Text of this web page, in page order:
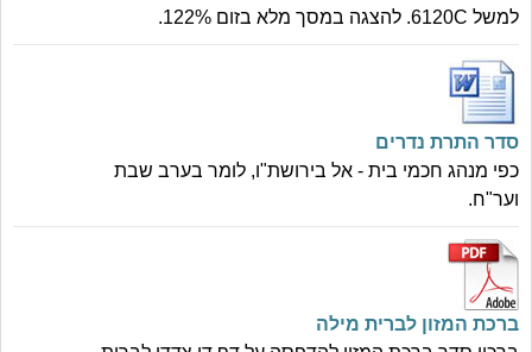
למשל 6120C. להצגה במסך מלא בזום 122%.
סדר התרת נדרים
כפי מנהג חכמי בית - אל בירושת"ו, לומר בערב שבת
וער"ח.
ברכת המזון לברית מילה